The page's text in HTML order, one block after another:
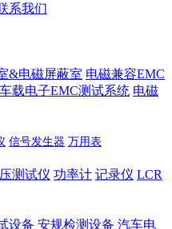
系我们
&电磁屏蔽室 电磁兼容EMC
车载电子EMC测试系统 电磁
信号发生器 万用表
测试仪 功率计 记录仪 LCR
设备 安规检测设备 汽车电